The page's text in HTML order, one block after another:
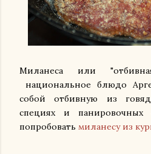
Миланеса или
национальное блюдо
собой отбивную из
специях и панировочных
попробовать миланесу из